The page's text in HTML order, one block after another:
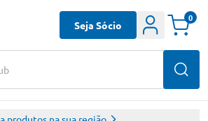
Seja Sócio
0